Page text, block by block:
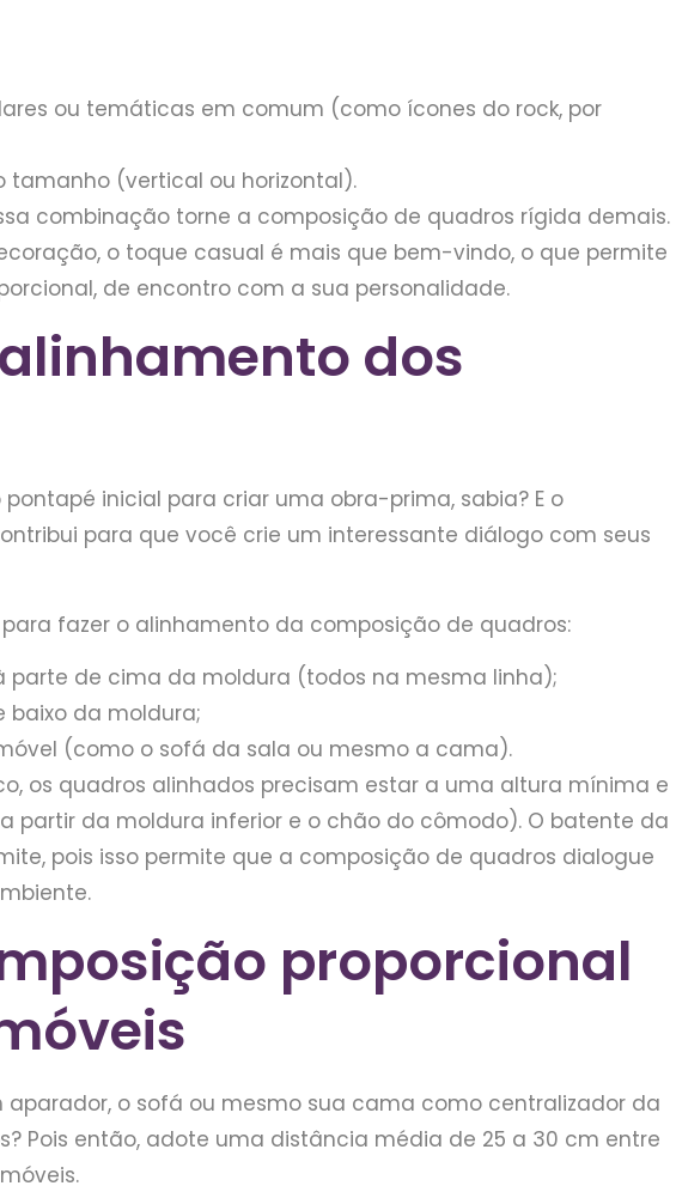
ou temáticas em comum (como ícones do rock, por
tamanho (vertical ou horizontal).
combinação torne a composição de quadros rígida demais.
o toque casual é mais que bem-vindo, o que permite
de encontro com a sua personalidade.
dos
inicial para criar uma obra-prima, sabia? E o
para que você crie um interessante diálogo com seus
fazer o alinhamento da composição de quadros:
parte de cima da moldura (todos na mesma linha);
baixo da moldura;
(como o sofá da sala ou mesmo a cama).
os quadros alinhados precisam estar a uma altura mínima e
partir da moldura inferior e o chão do cômodo). O batente da
pois isso permite que a composição de quadros dialogue
proporcional
aparador, o sofá ou mesmo sua cama como centralizador da
Pois então, adote uma distância média de 25 a 30 cm entre